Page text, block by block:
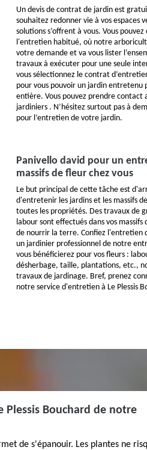
Un devis de contrat de jardin est
souhaitez redonner vie à vos espaces
solutions s’offrent à vous. Vous pouvez
l'entretien habitué, où notre
votre demande et va vous lister
travaux à exécuter pour une seule
vous sélectionnez le contrat
pour vous pouvoir un jardin entretenu
entière. Vous pouvez prendre contact
jardiniers . N’hésitez surtout pas à
pour l’entretien de votre jardin.
Panivello david pour un
massifs de fleur chez vous
Le but principal de cette tâche est
d'entretenir les jardins et les massifs
toutes les propriétés. Des travaux de
labour sont effectués dans vos massifs
de nourrir la terre. Confiez l'entretien
un jardinier professionnel de notre
vous bénéficierez pour vos fleurs :
désherbage, taille, plantations, etc.,
travaux de jardinage. Bref, prenez
notre service d'entretien à Le Plessis
Plessis Bouchard de notre
de s'épanouir. Les plantes ne